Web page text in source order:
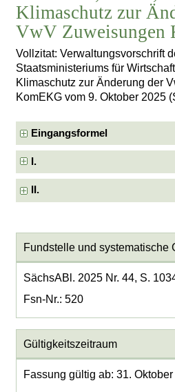
Klimaschutz zur
VwV Zuweisungen
Vollzitat: Verwaltungsvorschrift
Staatsministeriums für
Klimaschutz zur Änderung der
KomEKG vom 9. Oktober 2025
Eingangsformel
I.
II.
Fundstelle und systematische
SächsABl. 2025 Nr. 44, S.
Fsn-Nr.: 520
Gültigkeitszeitraum
Fassung gültig ab: 31.